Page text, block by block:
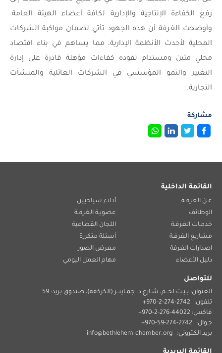
رفع الكفاءة الإنتاجية والإدارية لكافة أعضاء الهيئة العامة.
وأوضحت الغرفة أن هذه الجهود تأتي لضمان مواكبة الشركات
المحلية لأحدث الأنظمة الإدارية، مما يساهم في بناء اقتصاد
محلي متين ومستدام تقوده كفاءات مؤهلة قادرة على إدارة
التغيير والنمو المؤسسي في الشركات العائلية والمنشآت
التجارية.
مشاركة
القائمة الداخلية
عـن الغرفـة
أدلاء سياحيين
الوظائف
عضويـة الغرفـة
خدمـات الغرفـة
اللجان القطاعية
مشاريع الغرفـة
أسئلة متكررة
اصدارات الغرفة
معرض الصور
دليل الأعضاء
مهام العمل اليومي
للتواصل
العنوان: بـيـت لحــم، شـارع د. جمـاينــر (الكركفة)، صندوق بريد: 59
تلفون:
2742-274-2-970+
فاكس: 44022-276-2-970+
جـوال:
2742-274-59-970+
بريد الكتروني:
info@bethlehem-chamber.org
القائمة البريدية